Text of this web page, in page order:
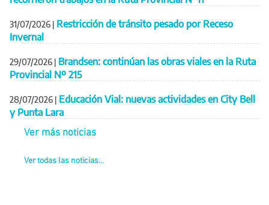
31/07/2026 | Restricción de tránsito pesado por Receso
Invernal
29/07/2026 | Brandsen: continúan las obras viales en la Ruta
Provincial Nº 215
28/07/2026 | Educación Vial: nuevas actividades en City Bell
y Punta Lara
Ver más noticias
Ver todas las noticias...